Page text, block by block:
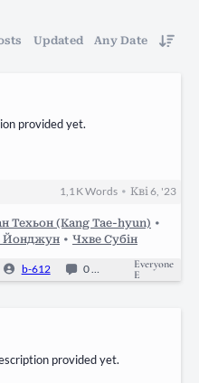
Updated Any Date
provided yet.
1,1 KWords •Кві 6, '23
Техьон (Kang Tae-hyun) •
Йонджун • Чхве Субін
b-612 0 Ongoing
Everyone
E
provided yet.